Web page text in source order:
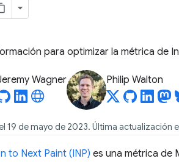
para optimizar la métrica de
Wagner Philip Walton
19 de mayo de 2023. Última actualización
to Next Paint (INP) es una métrica de